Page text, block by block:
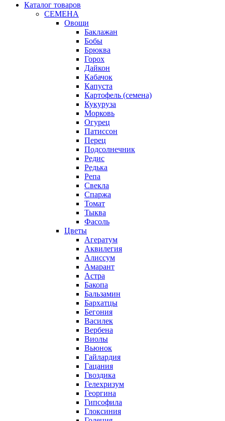
Каталог товаров
СЕМЕНА
Овощи
Баклажан
Бобы
Брюква
Горох
Дайкон
Кабачок
Капуста
Картофель (семена)
Кукуруза
Морковь
Огурец
Патиссон
Перец
Подсолнечник
Редис
Редька
Репа
Свекла
Спаржа
Томат
Тыква
Фасоль
Цветы
Агератум
Аквилегия
Алиссум
Амарант
Астра
Бакопа
Бальзамин
Бархатцы
Бегония
Василек
Вербена
Виолы
Вьюнок
Гайлардия
Гацания
Гвоздика
Гелехризум
Георгина
Гипсофила
Глоксиния